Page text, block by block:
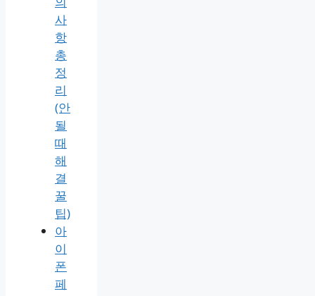
사
항
총
정
리
(안
될
때
해
결
꿀
팁)
아
이
폰
페